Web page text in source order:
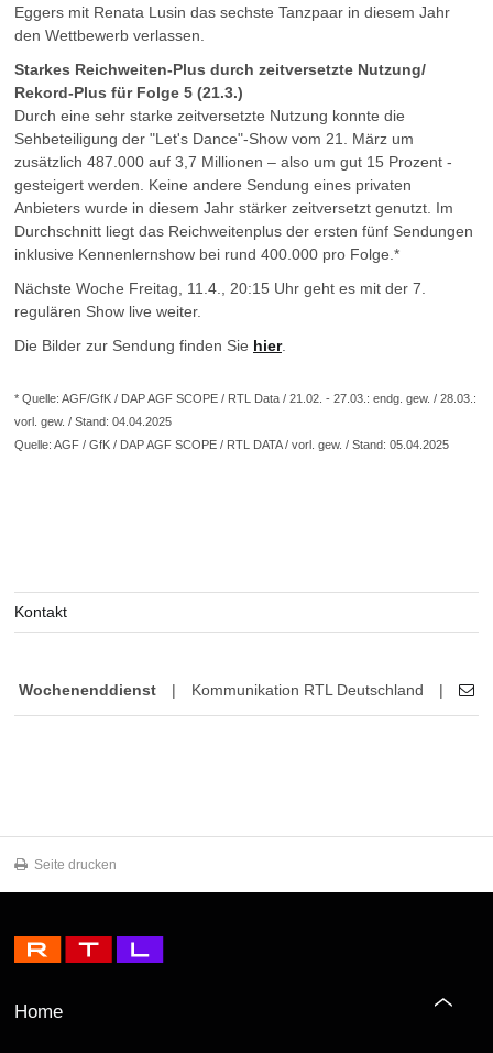
Eggers mit Renata Lusin das sechste Tanzpaar in diesem Jahr
den Wettbewerb verlassen.
Starkes Reichweiten-Plus durch zeitversetzte Nutzung/
Rekord-Plus für Folge 5 (21.3.)
Durch eine sehr starke zeitversetzte Nutzung konnte die
Sehbeteiligung der "Let's Dance"-Show vom 21. März um
zusätzlich 487.000 auf 3,7 Millionen – also um gut 15 Prozent -
gesteigert werden. Keine andere Sendung eines privaten
Anbieters wurde in diesem Jahr stärker zeitversetzt genutzt. Im
Durchschnitt liegt das Reichweitenplus der ersten fünf Sendungen
inklusive Kennenlernshow bei rund 400.000 pro Folge.*
Nächste Woche Freitag, 11.4., 20:15 Uhr geht es mit der 7.
regulären Show live weiter.
Die Bilder zur Sendung finden Sie hier.
* Quelle: AGF/GfK / DAP AGF SCOPE / RTL Data / 21.02. - 27.03.: endg. gew. / 28.03.:
vorl. gew. / Stand: 04.04.2025
Quelle: AGF / GfK / DAP AGF SCOPE / RTL DATA / vorl. gew. / Stand: 05.04.2025
Kontakt
Wochenenddienst | Kommunikation RTL Deutschland |
Seite drucken
Home